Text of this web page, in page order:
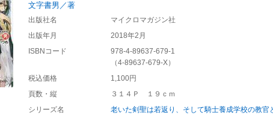
文字書男／著
出版社名
マイクロマガジン社
出版年月
2018年2月
ISBNコード
978-4-89637-679-1
（4-89637-679-X）
税込価格
1,100円
頁数・縦
３１４Ｐ １９ｃｍ
シリーズ名
老いた剣聖は若返り、そして騎士養成学校の教官